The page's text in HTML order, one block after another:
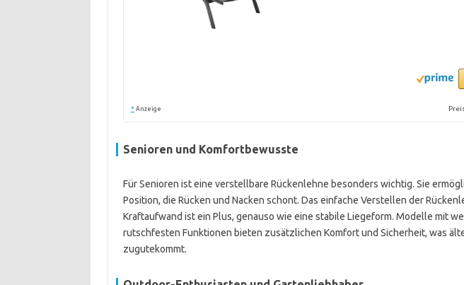
* Anzeige
Senioren und Komfortbewusste
Für Senioren ist eine verstellbare Rückenlehne besonders wichtig. Sie
Position, die Rücken und Nacken schont. Das einfache Verstellen der
Kraftaufwand ist ein Plus, genauso wie eine stabile Liegeform. Modelle mit
rutschfesten Funktionen bieten zusätzlichen Komfort und Sicherheit, was
zugutekommt.